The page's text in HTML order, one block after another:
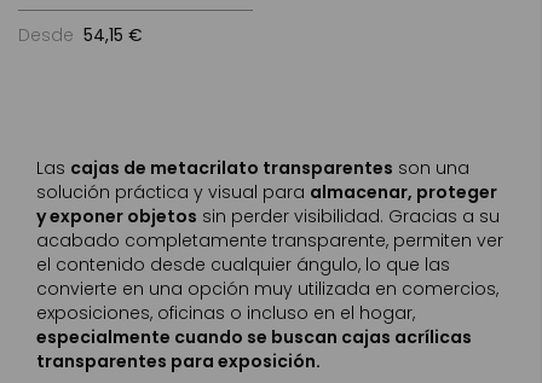
Desde 54,15 €
Las cajas de metacrilato transparentes son una
solución práctica y visual para almacenar, proteger
y exponer objetos sin perder visibilidad. Gracias a su
acabado completamente transparente, permiten ver
el contenido desde cualquier ángulo, lo que las
convierte en una opción muy utilizada en comercios,
exposiciones, oficinas o incluso en el hogar,
especialmente cuando se buscan cajas acrílicas
transparentes para exposición.